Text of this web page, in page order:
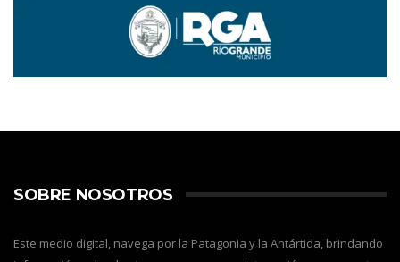
SOBRE NOSOTROS
Este medio digital, navega por la Patagonia y la Antártida, brindando